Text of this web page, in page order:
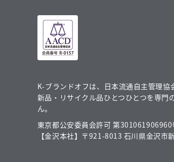
K-ブランドオフは、日本流通自主管理協
新品・リサイクル品ひとつひとつを専
ん。
東京都公安委員会許可 第301061906960
【金沢本社】〒921-8013 石川県金沢市